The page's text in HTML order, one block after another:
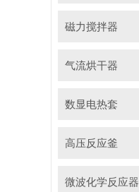
磁力搅拌器
气流烘干器
数显电热套
高压反应釜
微波化学反应器